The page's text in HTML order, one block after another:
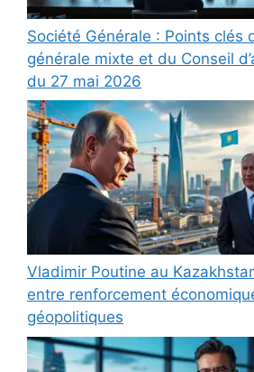
Société Générale : Points clés
générale mixte et du Conseil
du 27 mai 2026
Vladimir Poutine au
entre renforcement
géopolitiques